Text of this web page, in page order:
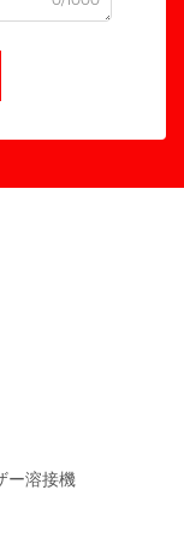
ー溶接機